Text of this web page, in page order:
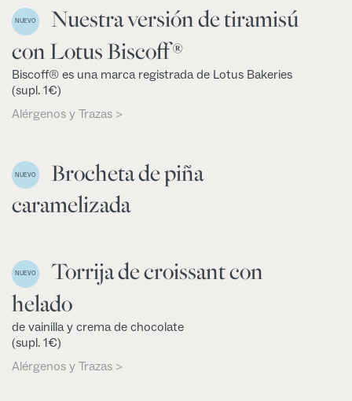
NUEVO
Nuestra versión de tiramisú
con Lotus Biscoff®
Biscoff® es una marca registrada de Lotus Bakeries
(supl. 1€)
Alérgenos y Trazas >
NUEVO
Brocheta de piña
caramelizada
NUEVO
Torrija de croissant con
helado
de vainilla y crema de chocolate
(supl. 1€)
Alérgenos y Trazas >